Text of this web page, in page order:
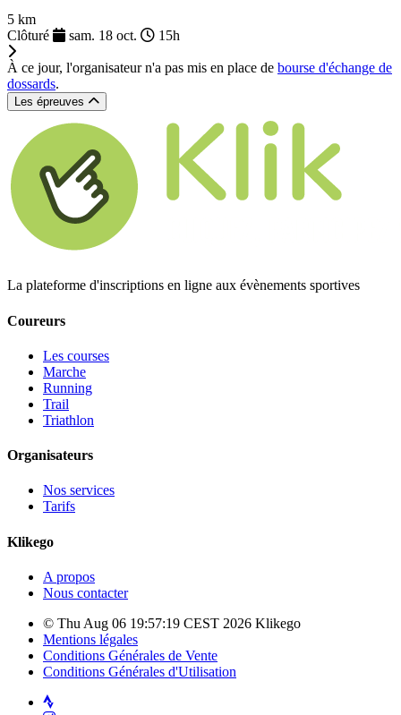
5 km
Clôturé
sam. 18 oct. 15h
À ce jour, l'organisateur n'a pas mis en place de bourse d'échange de
dossards.
Les épreuves
La plateforme d'inscriptions en ligne aux évènements sportives
Coureurs
Les courses
Marche
Running
Trail
Triathlon
Organisateurs
Nos services
Tarifs
Klikego
A propos
Nous contacter
© Thu Aug 06 19:57:19 CEST 2026 Klikego
Mentions légales
Conditions Générales de Vente
Conditions Générales d'Utilisation
Strava